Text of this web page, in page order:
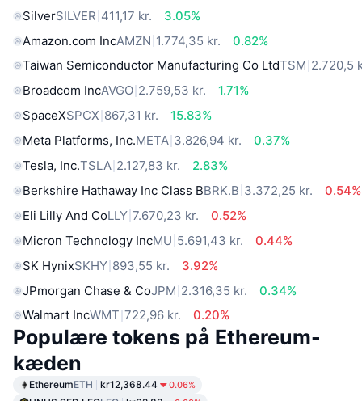
SilverSILVER 411,17 kr.
3.05%
Amazon.com IncAMZN 1.774,35 kr.
0.82%
Taiwan Semiconductor Manufacturing Co LtdTSM 2.720,5
Broadcom IncAVGO 2.759,53 kr.
1.71%
SpaceXSPCX 867,31 kr.
15.83%
Meta Platforms, Inc.META 3.826,94 kr.
0.37%
Tesla, Inc.TSLA 2.127,83 kr.
2.83%
Berkshire Hathaway Inc Class BBRK.B 3.372,25 kr.
0.54%
Eli Lilly And CoLLY 7.670,23 kr.
0.52%
Micron Technology IncMU 5.691,43 kr.
0.44%
SK HynixSKHY 893,55 kr.
3.92%
JPmorgan Chase & CoJPM 2.316,35 kr.
0.34%
Walmart IncWMT 722,96 kr. 0.20%
Populære tokens på Ethereum-
kæden
EthereumETH kr12,368.44 0.06%